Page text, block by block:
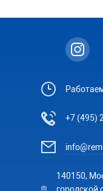
+7 (495)
140150,
городской